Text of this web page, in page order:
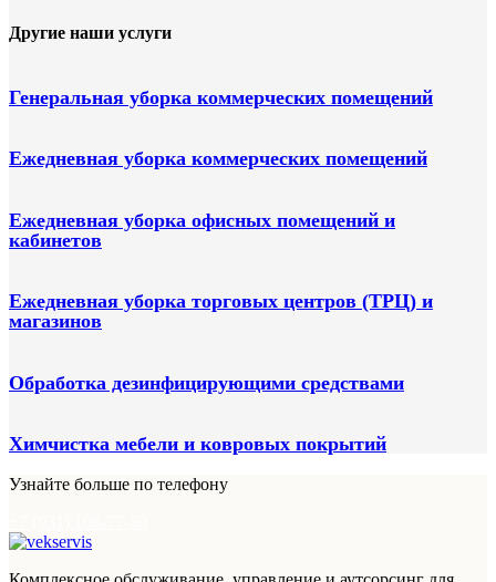
Другие наши услуги
Генеральная уборка коммерческих помещений
Ежедневная уборка коммерческих помещений
Ежедневная уборка офисных помещений и
кабинетов
Ежедневная уборка торговых центров (ТРЦ) и
магазинов
Обработка дезинфицирующими средствами
Химчистка мебели и ковровых покрытий
Узнайте больше по телефону